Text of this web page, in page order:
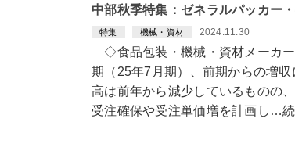
中部秋季特集：ゼネラルパッカー
特集 機械・資材 2024.11.30
◇食品包装・機械・資材メーカ
期（25年7月期）、前期からの増
高は前年から減少しているものの
受注確保や受注単価増を計画し…